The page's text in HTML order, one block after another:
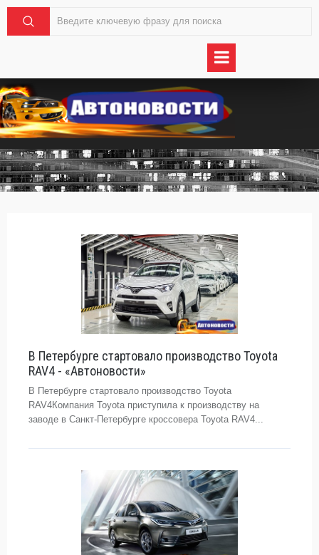
В Петербурге стартовало производство Toyota
RAV4 - «Автоновости»
В Петербурге стартовало производство Toyota
RAV4Компания Toyota приступила к производству на
заводе в Санкт-Петербурге кроссовера Toyota RAV4...